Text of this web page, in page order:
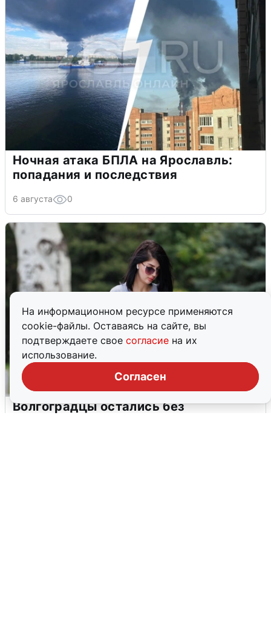
На информационном ресурсе применяются
cookie-файлы. Оставаясь на сайте, вы
подтверждаете свое согласие на их
использование.
Согласен
Ночная атака БПЛА на Ярославль:
попадания и последствия
6 августа 0
Волгоградцы остались без